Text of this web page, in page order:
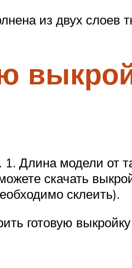
из двух слоев
1. Длина модели
скачать
склеить).
готовую выкройку